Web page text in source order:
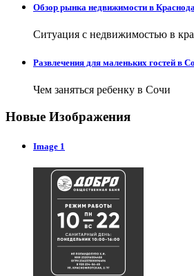
Обзор рынка недвижимости в
Ситуация с недвижимостью в
Развлечения для маленьких гостей в
Чем заняться ребенку в Сочи
Новые Изображения
Image 1